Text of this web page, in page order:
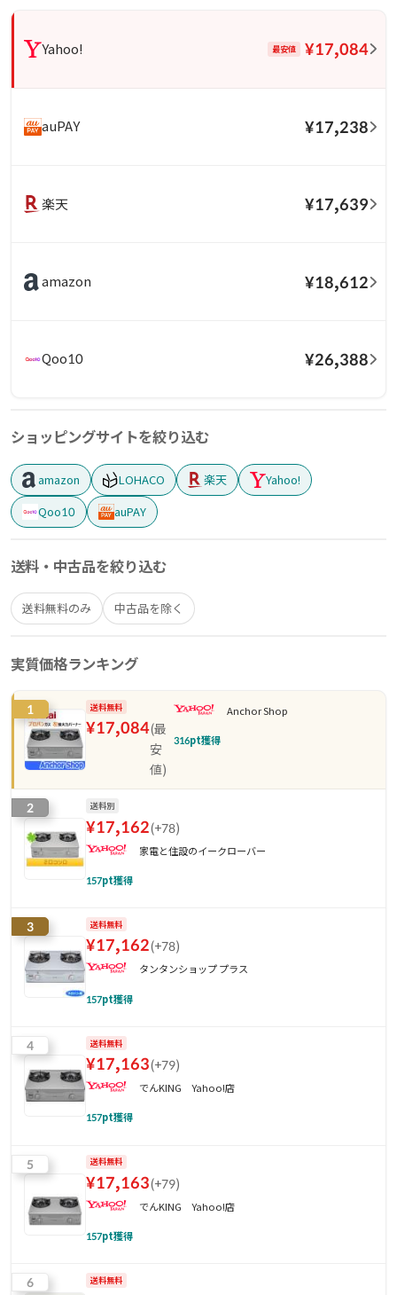
Yahoo! 最安値 ¥17,084
auPAY ¥17,238
楽天 ¥17,639
amazon ¥18,612
Qoo10 ¥26,388
ショッピングサイトを絞り込む
amazon LOHACO 楽天 Yahoo!
Qoo10 auPAY
送料・中古品を絞り込む
送料無料のみ 中古品を除く
実質価格ランキング
1 送料無料
¥17,084(最
安
値)
Anchor Shop
316pt獲得
2 送料別
¥17,162(+78)
家電と住設のイークローバー
157pt獲得
3 送料無料
¥17,162(+78)
タンタンショップ プラス
157pt獲得
4 送料無料
¥17,163(+79)
でんKING Yahoo!店
157pt獲得
5 送料無料
¥17,163(+79)
でんKING Yahoo!店
157pt獲得
6 送料無料